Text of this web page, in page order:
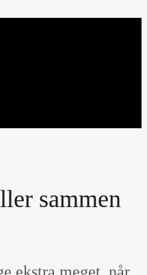
sammen
ekstra meget, når